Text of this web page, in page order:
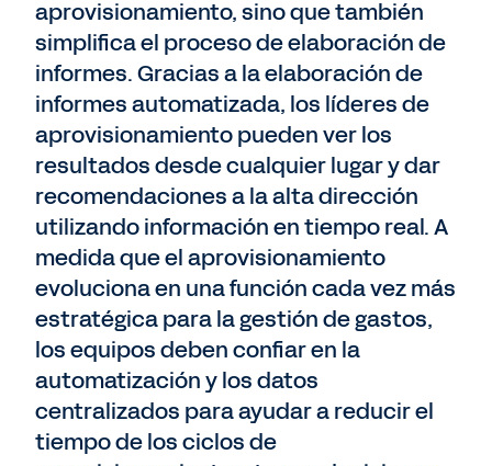
aprovisionamiento, sino que también
simplifica el proceso de elaboración de
informes. Gracias a la elaboración de
informes automatizada, los líderes de
aprovisionamiento pueden ver los
resultados desde cualquier lugar y dar
recomendaciones a la alta dirección
utilizando información en tiempo real. A
medida que el aprovisionamiento
evoluciona en una función cada vez más
estratégica para la gestión de gastos,
los equipos deben confiar en la
automatización y los datos
centralizados para ayudar a reducir el
tiempo de los ciclos de